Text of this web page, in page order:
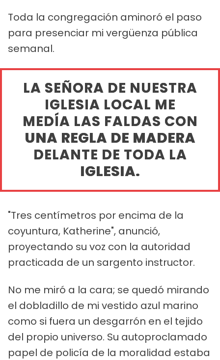
Toda la congregación aminoró el paso
para presenciar mi vergüenza pública
semanal.
LA SEÑORA DE NUESTRA
IGLESIA LOCAL ME
MEDÍA LAS FALDAS CON
UNA REGLA DE MADERA
DELANTE DE TODA LA
IGLESIA.
"Tres centímetros por encima de la
coyuntura, Katherine", anunció,
proyectando su voz con la autoridad
practicada de un sargento instructor.
No me miró a la cara; se quedó mirando
el dobladillo de mi vestido azul marino
como si fuera un desgarrón en el tejido
del propio universo. Su autoproclamado
papel de policía de la moralidad estaba